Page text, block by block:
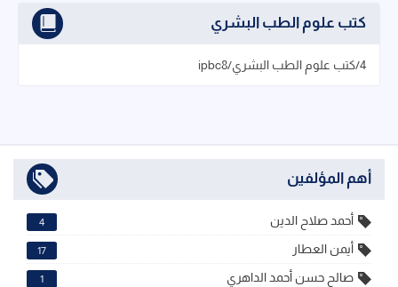
كتب علوم الطب البشري
4/كتب علوم الطب البشري/ipbc8
أهم المؤلفين
أحمد صلاح الدين 4
أيمن العطار 17
صالح حسن أحمد الداهري 1